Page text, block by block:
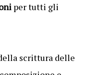
per tutti gli
scrittura delle